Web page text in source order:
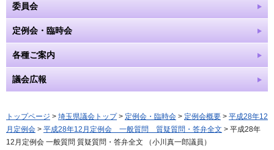
委員会
定例会・臨時会
各種ご案内
議会広報
トップページ > 埼玉県議会トップ> 定例会・臨時会 > 定例会概要 > 平成28年12
月定例会 > 平成28年12月定例会 一般質問 質疑質問・答弁全文 > 平成28年
12月定例会 一般質問 質疑質問・答弁全文 （小川真一郎議員）